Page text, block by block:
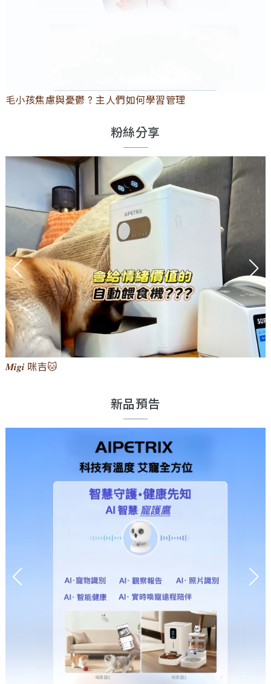
毛小孩焦慮與憂鬱 ? 主人們如何學習管理
粉絲分享
𝑴𝒊𝒈𝒊 咪吉🐱
新品預告